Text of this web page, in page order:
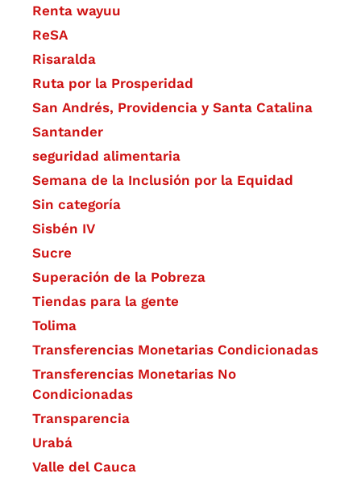
Renta wayuu
ReSA
Risaralda
Ruta por la Prosperidad
San Andrés, Providencia y Santa Catalina
Santander
seguridad alimentaria
Semana de la Inclusión por la Equidad
Sin categoría
Sisbén IV
Sucre
Superación de la Pobreza
Tiendas para la gente
Tolima
Transferencias Monetarias Condicionadas
Transferencias Monetarias No
Condicionadas
Transparencia
Urabá
Valle del Cauca